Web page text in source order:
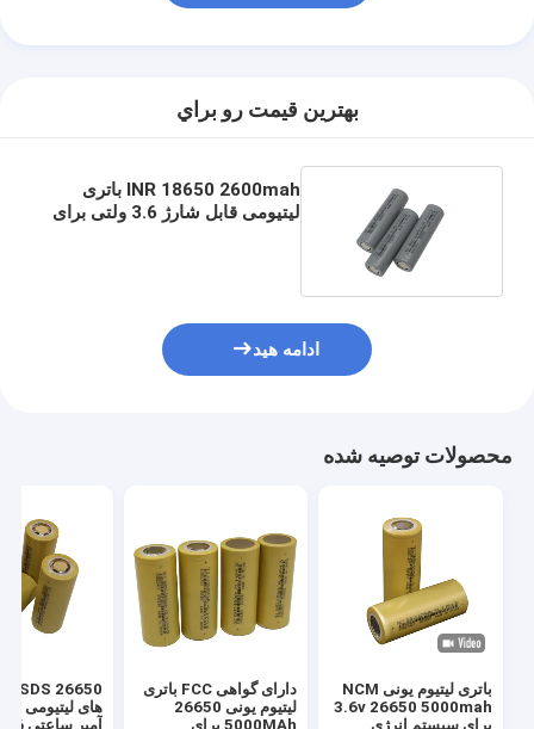
بهترين قيمت رو براي
INR 18650 2600mah باتری
لیتیومی قابل شارژ 3.6 ولتی برای
ادامه هید
محصولات توصیه شده
باتری لیتیوم یونی NCM
3.6v 26650 5000mah
برای سیستم انرژی
دارای گواهی FCC باتری
لیتیوم یونی 26650
5000MAh برای